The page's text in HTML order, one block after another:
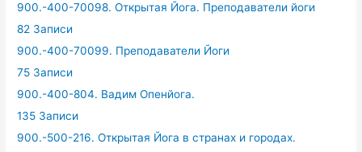
900.-400-70098. Открытая Йога. Преподаватели йоги
82 Записи
900.-400-70099. Преподаватели Йоги
75 Записи
900.-400-804. Вадим Опенйога.
135 Записи
900.-500-216. Открытая Йога в странах и городах.